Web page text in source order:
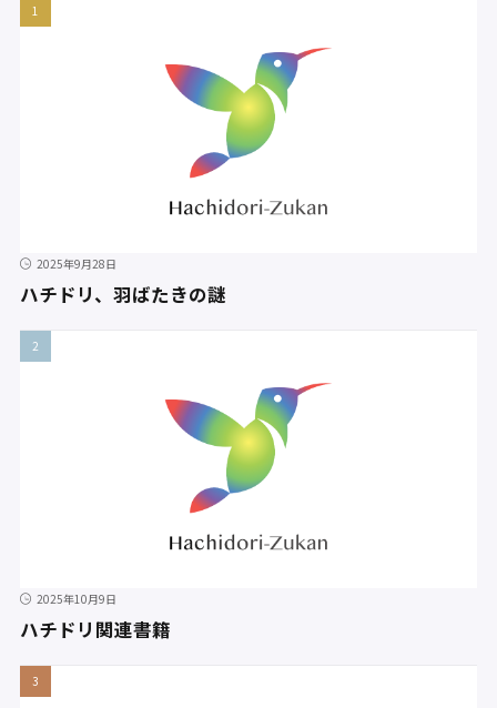
2025年9月28日
ハチドリ、羽ばたきの謎
2025年10月9日
ハチドリ関連書籍